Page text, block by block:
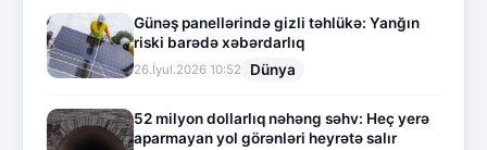
Günəş panellərində gizli təhlükə: Yanğın
riski barədə xəbərdarlıq
26.İyul.2026 10:52 Dünya
52 milyon dollarlıq nəhəng səhv: Heç yerə
aparmayan yol görənləri heyrətə salır